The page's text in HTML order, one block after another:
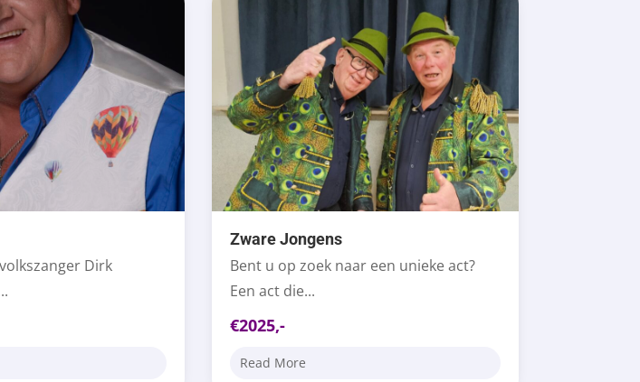
Dirk
Zware Jongens
Bent u op zoek naar een unieke act?
Een act die...
€2025,-
Read More